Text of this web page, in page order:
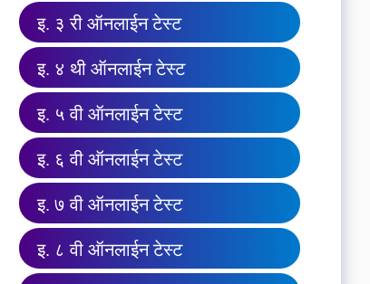
इ. ३ री ऑनलाईन टेस्ट
इ. ४ थी ऑनलाईन टेस्ट
इ. ५ वी ऑनलाईन टेस्ट
इ. ६ वी ऑनलाईन टेस्ट
इ. ७ वी ऑनलाईन टेस्ट
इ. ८ वी ऑनलाईन टेस्ट